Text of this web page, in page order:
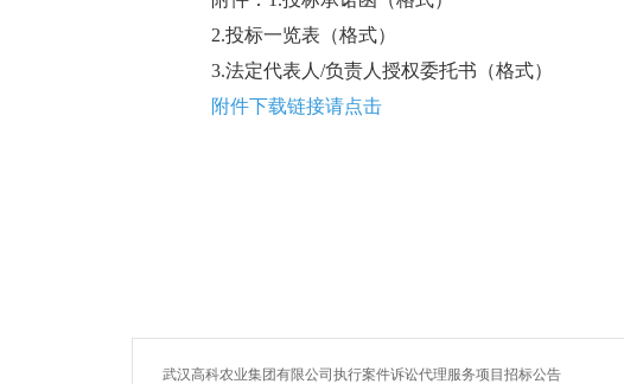
2.投标一览表（格式）
3.法定代表人/负责人授权委托书（格式）
附件下载链接请点击
武汉高科农业集团有限公司执行案件诉讼代理服务项目招标公告